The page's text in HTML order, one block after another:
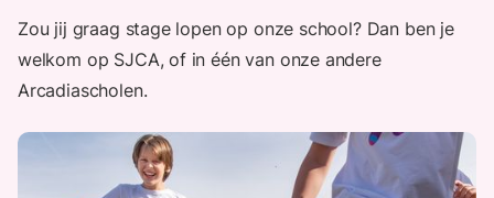
Zou jij graag stage lopen op onze school? Dan ben je
welkom op SJCA, of in één van onze andere
Arcadiascholen.